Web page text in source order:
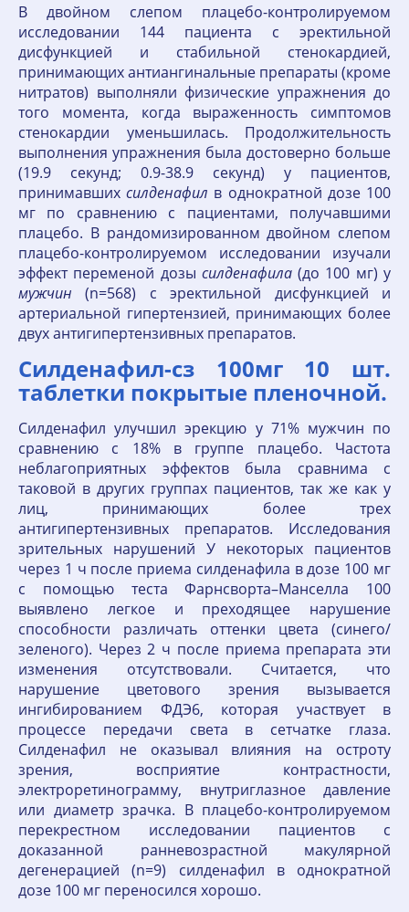
В двойном слепом плацебо-контролируемом
исследовании 144 пациента с эректильной
дисфункцией и стабильной стенокардией,
принимающих антиангинальные препараты (кроме
нитратов) выполняли физические упражнения до
того момента, когда выраженность симптомов
стенокардии уменьшилась. Продолжительность
выполнения упражнения была достоверно больше
(19.9 секунд; 0.9-38.9 секунд) у пациентов,
принимавшихсилденафил в однократной дозе 100
мг по сравнению с пациентами, получавшими
плацебо. В рандомизированном двойном слепом
плацебо-контролируемом исследовании изучали
эффект переменой дозы силденафила(до 100 мг) у
мужчин (n=568) с эректильной дисфункцией и
артериальной гипертензией, принимающих более
двух антигипертензивных препаратов.
Силденафил-сз 100мг 10 шт.
таблетки покрытые пленочной.
Силденафил улучшил эрекцию у 71% мужчин по
сравнению с 18% в группе плацебо. Частота
неблагоприятных эффектов была сравнима с
таковой в других группах пациентов, так же как у
лиц, принимающих более трех
антигипертензивных препаратов. Исследования
зрительных нарушений У некоторых пациентов
через 1 ч после приема силденафила в дозе 100 мг
с помощью теста Фарнсворта–Манселла 100
выявлено легкое и преходящее нарушение
способности различать оттенки цвета (синего/
зеленого). Через 2 ч после приема препарата эти
изменения отсутствовали. Считается, что
нарушение цветового зрения вызывается
ингибированием ФДЭ6, которая участвует в
процессе передачи света в сетчатке глаза.
Силденафил не оказывал влияния на остроту
зрения, восприятие контрастности,
электроретинограмму, внутриглазное давление
или диаметр зрачка. В плацебо-контролируемом
перекрестном исследовании пациентов с
доказанной ранневозрастной макулярной
дегенерацией (n=9) силденафил в однократной
дозе 100 мг переносился хорошо.